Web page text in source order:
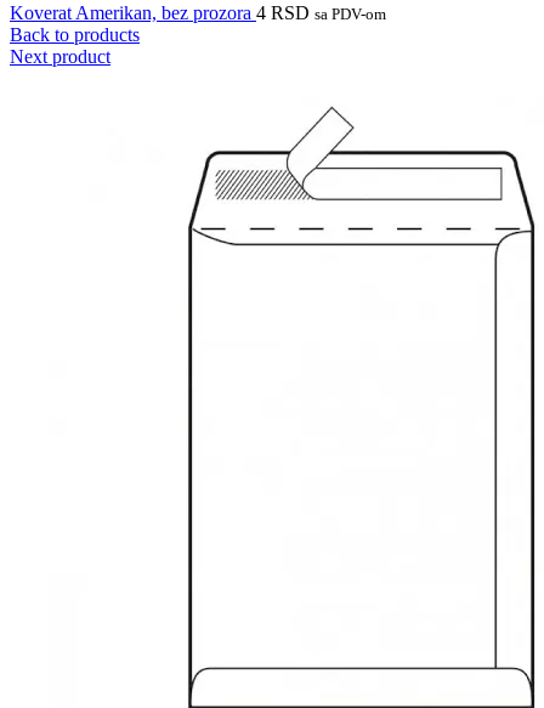
Koverat Amerikan, bez prozora 4 RSD sa PDV-om
Back to products
Next product